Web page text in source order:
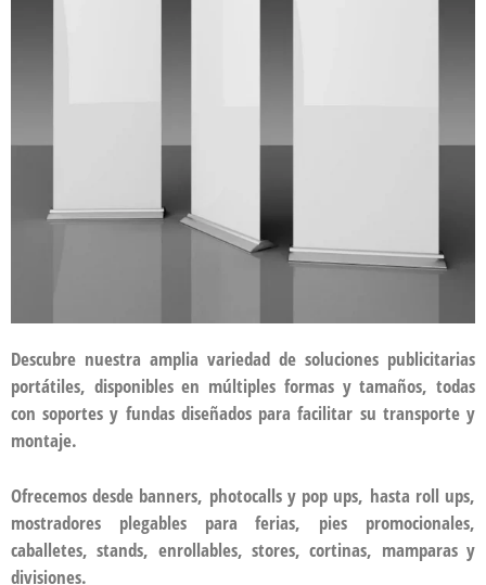
Descubre nuestra amplia variedad de soluciones publicitarias
portátiles, disponibles en múltiples formas y tamaños, todas
con soportes y fundas diseñados para facilitar su transporte y
montaje.
Ofrecemos desde banners, photocalls y pop ups, hasta roll ups,
mostradores plegables para ferias, pies promocionales,
caballetes, stands, enrollables, stores, cortinas, mamparas y
divisiones.